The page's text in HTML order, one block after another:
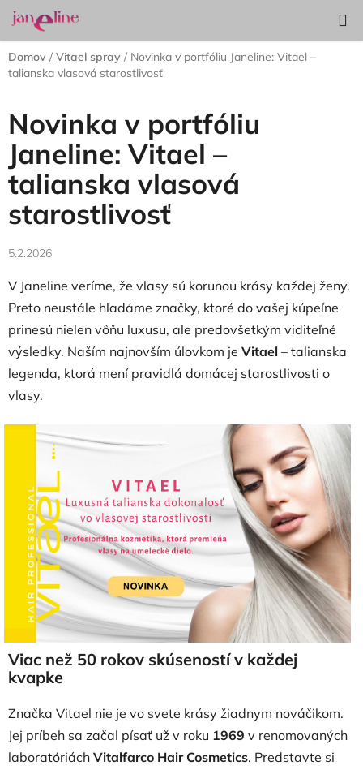
Prejsť
na
obsah
KOŠÍK
Domov / Vitael spray / Novinka v portfóliu Janeline: Vitael –
talianska vlasová starostlivosť
Novinka v portfóliu
Janeline: Vitael –
talianska vlasová
starostlivosť
5.2.2026
V Janeline veríme, že vlasy sú korunou krásy každej ženy.
Preto neustále hľadáme značky, ktoré do vašej kúpeľne
prinesú nielen vôňu luxusu, ale predovšetkým viditeľné
výsledky. Naším najnovším úlovkom je Vitael – talianska
legenda, ktorá mení pravidlá domácej starostlivosti o
vlasy.
Viac než 50 rokov skúseností v každej
kvapke
Značka Vitael nie je vo svete krásy žiadnym nováčikom.
Jej príbeh sa začal písať už v roku 1969 v renomovaných
laboratóriách Vitalfarco Hair Cosmetics. Predstavte si